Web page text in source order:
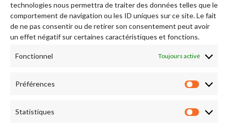
technologies nous permettra de traiter des données telles que le
comportement de navigation ou les ID uniques sur ce site. Le fait
de ne pas consentir ou de retirer son consentement peut avoir
un effet négatif sur certaines caractéristiques et fonctions.
Fonctionnel Toujours activé
Préférences
Statistiques
Afficher plus... Suivez-nous sur Instagram